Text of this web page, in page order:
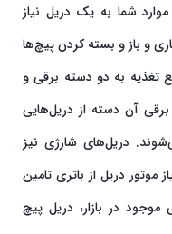
شما به یک دریل نیاز
و باز و بسته کردن پیچ‌ها
به دو دسته برقی و
آن دسته از دریل‌هایی
دریل‌های شارژی نیز
دریل از باتری تامین
در بازار، دریل پیچ